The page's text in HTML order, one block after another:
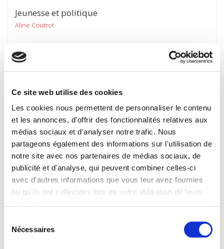
Ce site web utilise des cookies
Les cookies nous permettent de personnaliser le contenu
et les annonces, d'offrir des fonctionnalités relatives aux
médias sociaux et d'analyser notre trafic. Nous
partageons également des informations sur l'utilisation de
notre site avec nos partenaires de médias sociaux, de
publicité et d'analyse, qui peuvent combiner celles-ci
avec d'autres informations que vous leur avez fournies
ou qu'ils ont collectées lors de votre utilisation de leurs
Nécessaires
Jeunesse et politique
Aline Coutrot
Jean-Marcel Jeanneney, Suzanne Quiers-Valette